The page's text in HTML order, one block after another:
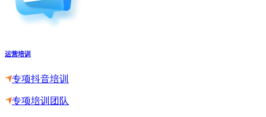
运营培训
专项抖音培训
专项培训团队